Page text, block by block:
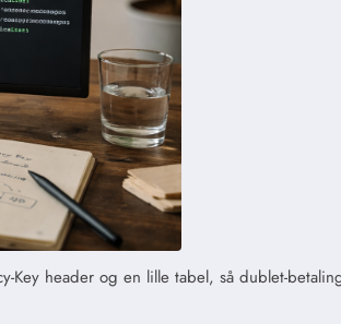
header og en lille tabel, så dublet-